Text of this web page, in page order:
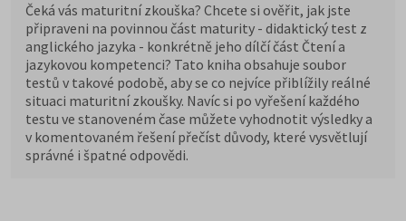
Čeká vás maturitní zkouška? Chcete si ověřit, jak jste
připraveni na povinnou část maturity - didaktický test z
anglického jazyka - konkrétně jeho dílčí část Čtení a
jazykovou kompetenci? Tato kniha obsahuje soubor
testů v takové podobě, aby se co nejvíce přiblížily reálné
situaci maturitní zkoušky. Navíc si po vyřešení každého
testu ve stanoveném čase můžete vyhodnotit výsledky a
v komentovaném řešení přečíst důvody, které vysvětlují
správné i špatné odpovědi.